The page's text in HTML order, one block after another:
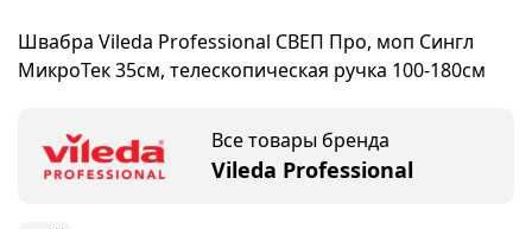
Швабра Vileda Professional СВЕП Про, моп Сингл
МикроТек 35см, телескопическая ручка 100-180см
Все товары бренда
Vileda Professional